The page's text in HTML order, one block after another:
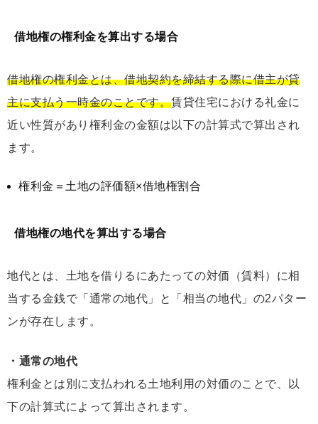
借地権の権利金を算出する場合
借地権の権利金とは、借地契約を締結する際に借主が貸
主に支払う一時金のことです。賃貸住宅における礼金に
近い性質があり権利金の金額は以下の計算式で算出され
ます。
権利金＝土地の評価額×借地権割合
借地権の地代を算出する場合
地代とは、土地を借りるにあたっての対価（賃料）に相
当する金銭で「通常の地代」と「相当の地代」の2パター
ンが存在します。
・通常の地代
権利金とは別に支払われる土地利用の対価のことで、以
下の計算式によって算出されます。